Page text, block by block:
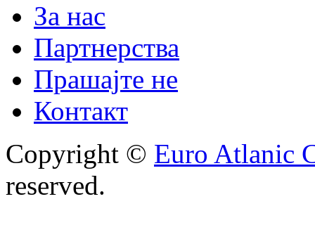
За нас
Партнерства
Прашајте не
Контакт
Copyright © Euro Atlanic
reserved.